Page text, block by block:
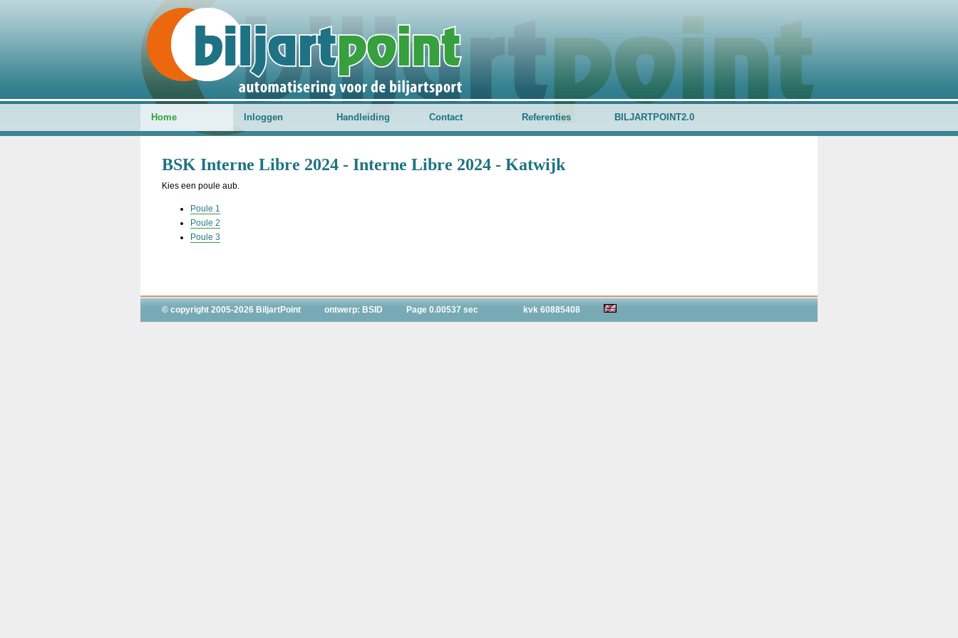
Home Inloggen Handleiding Contact Referenties BILJARTPOINT2.0
BSK Interne Libre 2024 - Interne Libre 2024 - Katwijk
Kies een poule aub.
Poule 1
Poule 2
Poule 3
© copyright 2005-2026 BiljartPoint ontwerp: BSID Page 0.00537 sec kvk 60885408